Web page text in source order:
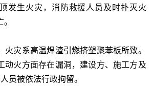
发生火灾，消防救援人员及时扑灭火
火灾系高温焊渣引燃挤塑聚苯板所致。
动火方面存在漏洞，建设方、施工方及
员被依法行政拘留。